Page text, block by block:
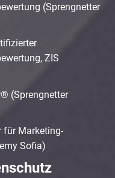
(Sprengnetter
ZIS
(Sprengnetter
für Marketing-
Sofia)